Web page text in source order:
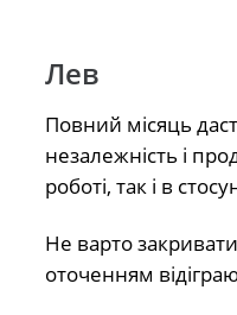
Лев
Повний місяць
незалежність і
роботі, так і в
Не варто
оточенням